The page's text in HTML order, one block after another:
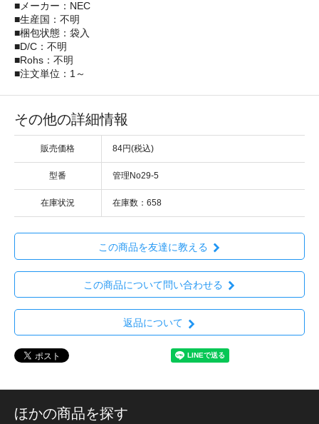
■メーカー：NEC
■生産国：不明
■梱包状態：袋入
■D/C：不明
■Rohs：不明
■注文単位：1～
その他の詳細情報
販売価格 84円(税込)
型番 管理No29-5
在庫状況 在庫数：658
この商品を友達に教える
この商品について問い合わせる
返品について
ほかの商品を探す